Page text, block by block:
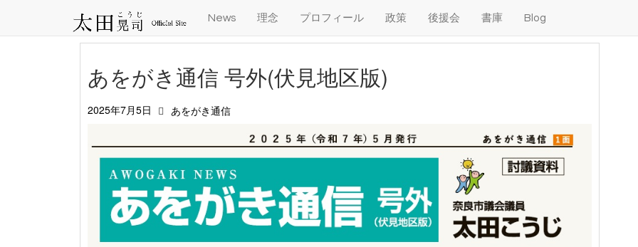
News 理念 プロフィール 政策 後援会 書庫 Blog
あをがき通信 号外(伏見地区版)
2025年7月5日 あをがき通信